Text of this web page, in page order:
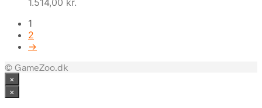
1
2
→
© GameZoo.dk
×
×